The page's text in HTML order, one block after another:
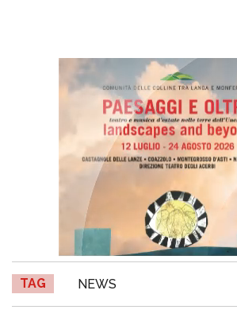
TAG NEWS